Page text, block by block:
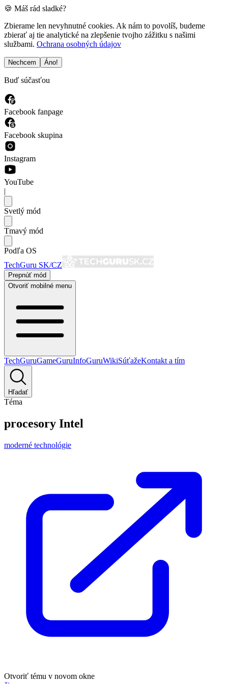
🍪 Máš rád sladké?
Zbierame len nevyhnutné cookies. Ak nám to povolíš, budeme
zbierať aj tie analytické na zlepšenie tvojho zážitku s našimi
službami. Ochrana osobných údajov
Nechcem Áno!
Buď súčasťou
Facebook fanpage
Facebook skupina
Instagram
YouTube
|
Svetlý mód
Tmavý mód
Podľa OS
TechGuru SK/CZ
Prepnúť mód
Otvoriť mobilné menu
TechGuruGameGuruInfoGuruWikiSúťažeKontakt a tím
Hľadať
Téma
procesory Intel
moderné technológie
Otvoriť tému v novom okne